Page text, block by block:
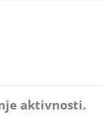
aktivnosti.